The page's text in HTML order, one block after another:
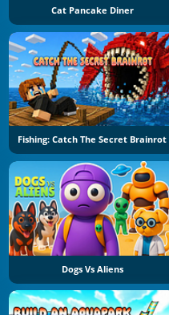
Cat Pancake Diner
Fishing: Catch The Secret Brainrot
Dogs Vs Aliens